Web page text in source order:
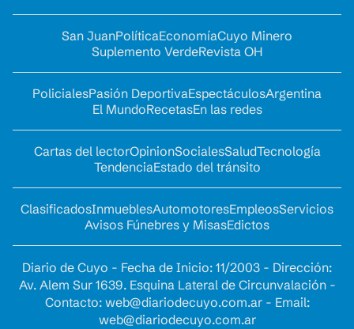
San JuanPolíticaEconomíaCuyo Minero
Suplemento VerdeRevista OH
PolicialesPasión DeportivaEspectáculosArgentina
El MundoRecetasEn las redes
Cartas del lectorOpinionSocialesSaludTecnología
TendenciaEstado del tránsito
ClasificadosInmueblesAutomotoresEmpleosServicios
Avisos Fúnebres y MisasEdictos
Diario de Cuyo - Fecha de Inicio: 11/2003 - Dirección:
Av. Alem Sur 1639. Esquina Lateral de Circunvalación -
Contacto: web@diariodecuyo.com.ar- Email:
web@diariodecuyo.com.ar